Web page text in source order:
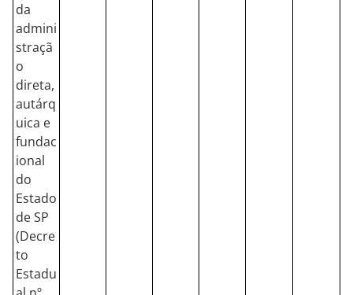
da
admini
straçã
o
direta,
autárq
uica e
fundac
ional
do
Estado
de SP
(Decre
to
Estadu